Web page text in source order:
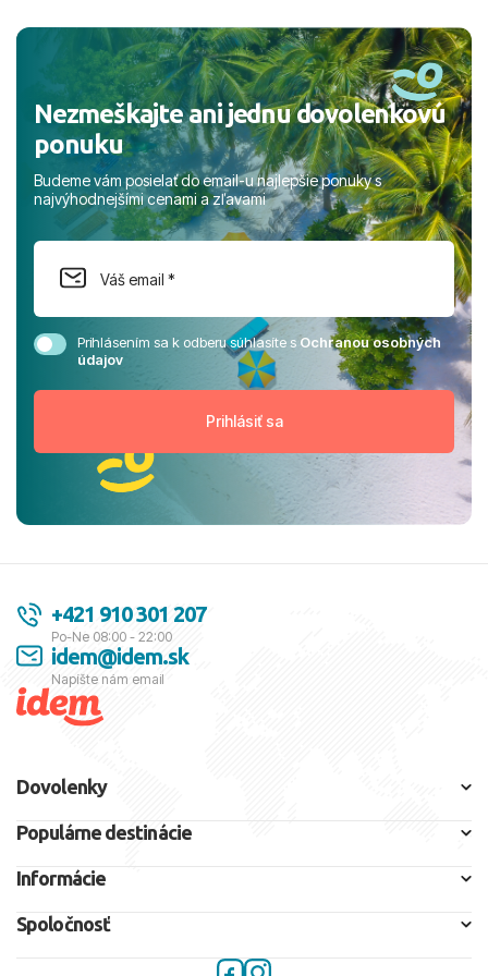
Nezmeškajte ani jednu dovolenkovú
ponuku
Budeme vám posielať do email-u najlepšie ponuky s
najvýhodnejšími cenami a zľavami
Prihlásením sa k odberu súhlasíte sOchranou osobných
údajov
+421 910 301 207
Po-Ne 08:00 - 22:00
idem@idem.sk
Napíšte nám email
Dovolenky
Populárne destinácie
Informácie
Spoločnosť